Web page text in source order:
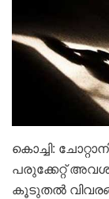
കൊച്ചി:
പരുക്കേറ്റ്
കൂടുതൽ